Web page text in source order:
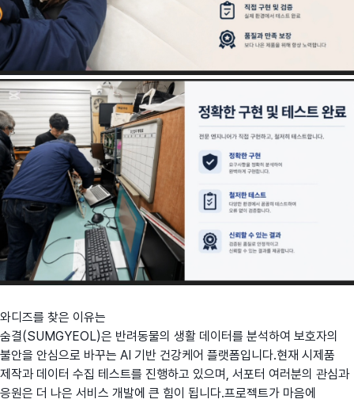
와디즈를 찾은 이유는
숨결(SUMGYEOL)은 반려동물의 생활 데이터를 분석하여 보호자의
불안을 안심으로 바꾸는 AI 기반 건강케어 플랫폼입니다.현재 시제품
제작과 데이터 수집 테스트를 진행하고 있으며, 서포터 여러분의 관심과
응원은 더 나은 서비스 개발에 큰 힘이 됩니다.프로젝트가 마음에